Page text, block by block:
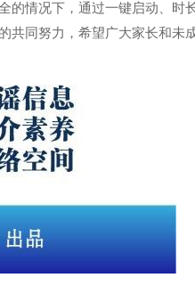
的情况下，通过一键启动、时
共同努力，希望广大家长和未